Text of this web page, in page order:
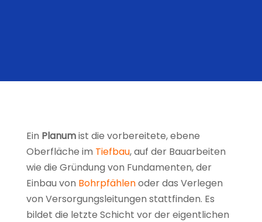
Ein Planumist die vorbereitete, ebene
Oberfläche im Tiefbau, auf der Bauarbeiten
wie die Gründung von Fundamenten, der
Einbau von Bohrpfählenoder das Verlegen
von Versorgungsleitungen stattfinden. Es
bildet die letzte Schicht vor der eigentlichen